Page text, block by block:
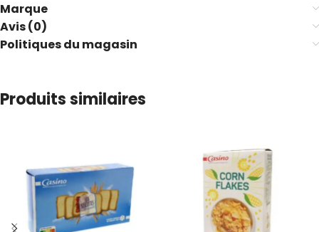
Marque
Avis (0)
Politiques du magasin
Produits similaires